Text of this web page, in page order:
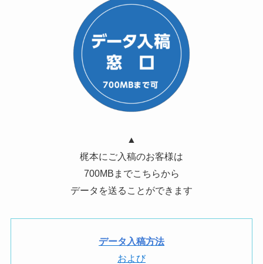
▲
梶本にご入稿のお客様は
700MBまでこちらから
データを送ることができます
データ入稿方法
および